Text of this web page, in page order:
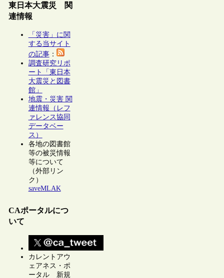
東日本大震災 関
連情報
「災害」に関
する当サイト
の記事：
調査研究リポ
ート「東日本
大震災と図書
館」
地震・災害 関
連情報（レフ
ァレンス協同
データベー
ス）
各地の図書館
等の被災情報
等について
（外部リン
ク）
saveMLAK
CAポータルにつ
いて
カレントアウ
ェアネス・ポ
ータル 新規